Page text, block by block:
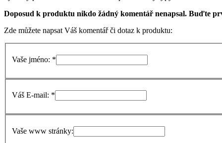
Doposud k produktu nikdo žádný komentář nenapsal. Buďte
Zde můžete napsat Váš komentář či dotaz k produktu:
Vaše jméno: *
Váš E-mail: *
Vaše www stránky: